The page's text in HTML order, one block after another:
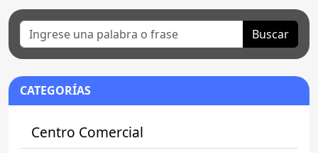
Buscar
CATEGORÍAS
Centro Comercial